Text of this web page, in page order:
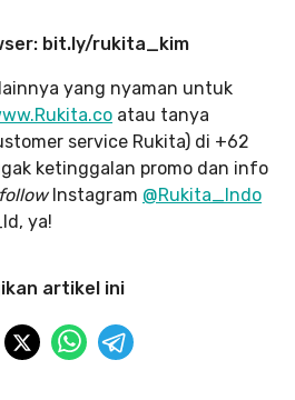
bit.ly/rukita_kim
yang nyaman untuk
atau tanya
service Rukita) di +62
ketinggalan promo dan info
follow Instagram @Rukita_Indo
ya!
artikel ini